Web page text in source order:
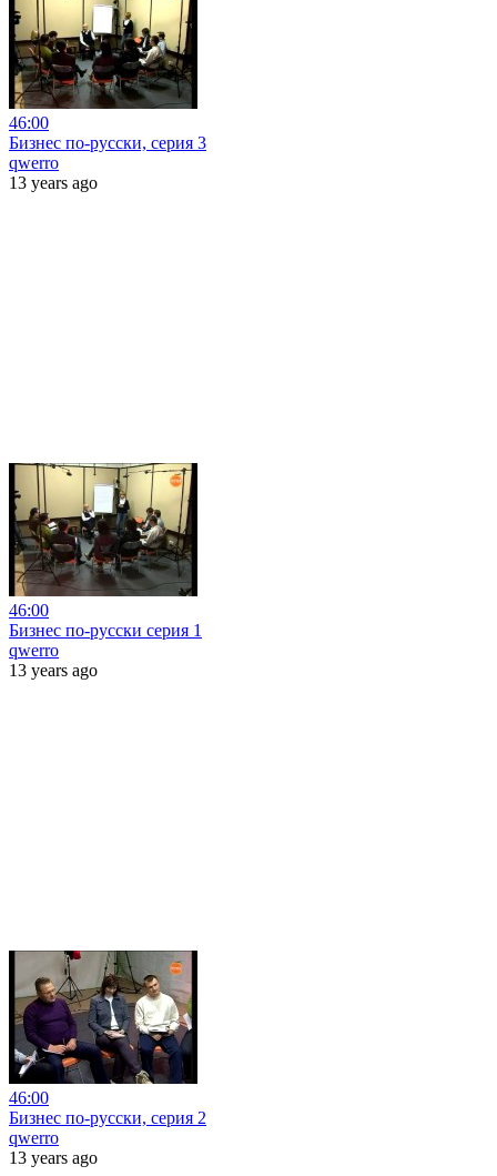
46:00
Бизнес по-русски, серия 3
qwerro
13 years ago
46:00
Бизнес по-русски серия 1
qwerro
13 years ago
46:00
Бизнес по-русски, серия 2
qwerro
13 years ago